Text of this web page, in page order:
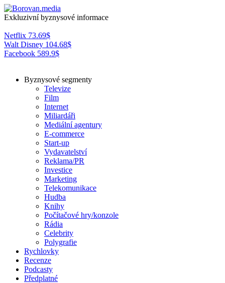
Exkluzivní byznysové informace
Netflix 73.69$
Walt Disney 104.68$
Facebook 589.9$
Byznysové segmenty
Televize
Film
Internet
Miliardáři
Mediální agentury
E-commerce
Start-up
Vydavatelství
Reklama/PR
Investice
Marketing
Telekomunikace
Hudba
Knihy
Počítačové hry/konzole
Rádia
Celebrity
Polygrafie
Rychlovky
Recenze
Podcasty
Předplatné